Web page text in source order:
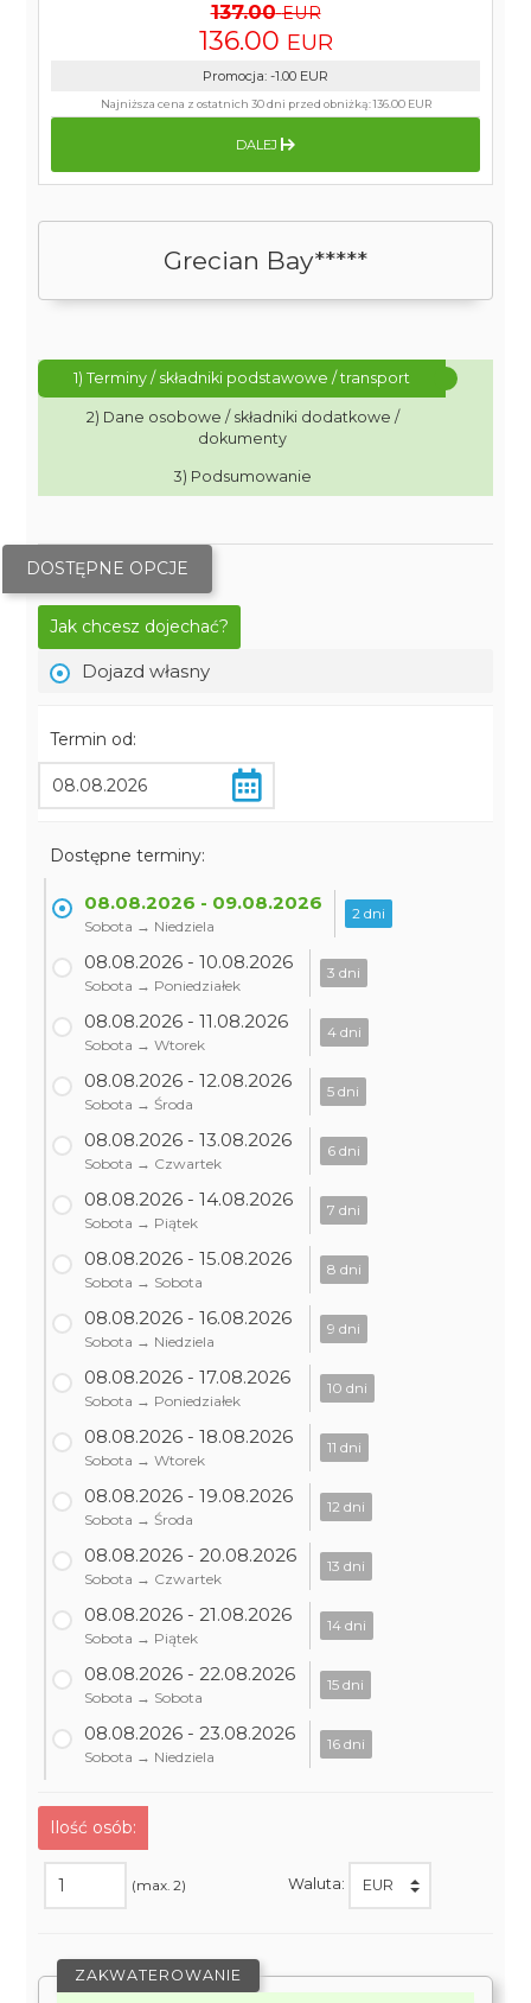
Grecian Bay*****
1) Terminy / składniki podstawowe / transport
2) Dane osobowe / składniki dodatkowe /
dokumenty
3) Podsumowanie
DOSTĘPNE OPCJE
Jak chcesz dojechać?
Dojazd własny
Termin od:
Dostępne terminy:
08.08.2026 - 09.08.2026
Sobota → Niedziela
2 dni
08.08.2026 - 10.08.2026
Sobota → Poniedziałek
3 dni
08.08.2026 - 11.08.2026
Sobota → Wtorek
4 dni
08.08.2026 - 12.08.2026
Sobota → Środa
5 dni
08.08.2026 - 13.08.2026
Sobota → Czwartek
6 dni
08.08.2026 - 14.08.2026
Sobota → Piątek
7 dni
08.08.2026 - 15.08.2026
Sobota → Sobota
8 dni
08.08.2026 - 16.08.2026
Sobota → Niedziela
9 dni
08.08.2026 - 17.08.2026
Sobota → Poniedziałek
10 dni
08.08.2026 - 18.08.2026
Sobota → Wtorek
11 dni
08.08.2026 - 19.08.2026
Sobota → Środa
12 dni
08.08.2026 - 20.08.2026
Sobota → Czwartek
13 dni
08.08.2026 - 21.08.2026
Sobota → Piątek
14 dni
08.08.2026 - 22.08.2026
Sobota → Sobota
15 dni
08.08.2026 - 23.08.2026
Sobota → Niedziela
16 dni
Ilość osób:
(max. 2) Waluta:
ZAKWATEROWANIE
137.00 EUR
136.00 EUR
Promocja: -1.00 EUR
Najniższa cena z ostatnich 30 dni przed obniżką:136.00 EUR
DALEJ